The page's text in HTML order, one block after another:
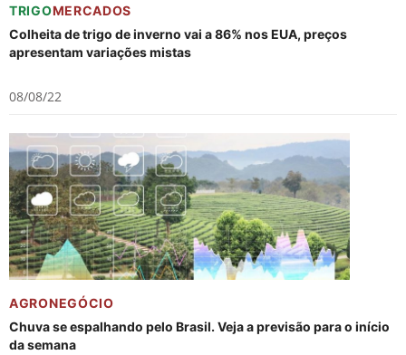
TRIGOMERCADOS
Colheita de trigo de inverno vai a 86% nos EUA, preços
apresentam variações mistas
08/08/22
AGRONEGÓCIO
Chuva se espalhando pelo Brasil. Veja a previsão para o início
da semana